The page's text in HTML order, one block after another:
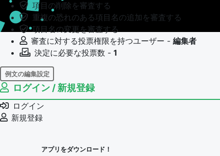
項目の削除を審査する
重複の恐れのある項目名の追加を審査する
項目名の変更を審査する
審査に対する投票権限を持つユーザー - 編集者
決定に必要な投票数 - 1
例文の編集設定
例文の編集権限を持つユーザー -
例文の編集を審査する
例文の削除を審査する
審査に対する投票権限を持つユーザー -
ログイン / 新規登録
ログイン
新規登録
アプリをダウンロード！